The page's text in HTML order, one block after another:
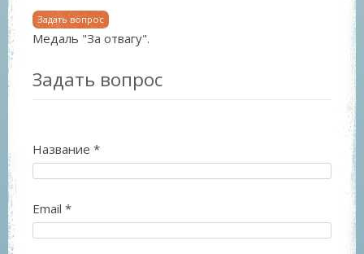
Задать вопрос
Медаль "За отвагу".
Задать вопрос
Название *
Email *